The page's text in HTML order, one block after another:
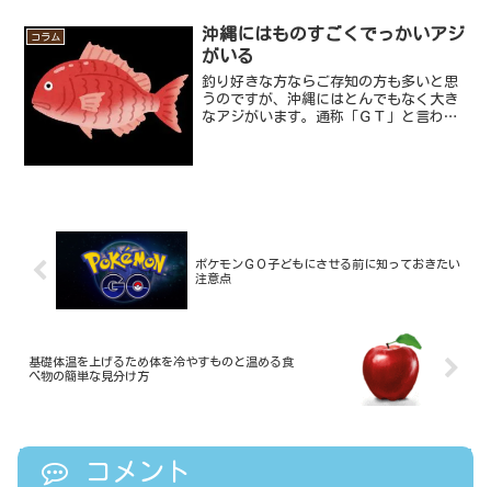
して、二日酔いに効くおすすめ改善方法
とついでに予防法をお話し...
コラム
沖縄にはものすごくでっかいアジ
がいる
釣り好きな方ならご存知の方も多いと思
うのですが、沖縄にはとんでもなく大き
なアジがいます。通称「ＧＴ」と言われ
ポケモンＧＯ子どもにさせる前に知っておきたい
注意点
基礎体温を上げるため体を冷やすものと温める食
べ物の簡単な見分け方
コメント